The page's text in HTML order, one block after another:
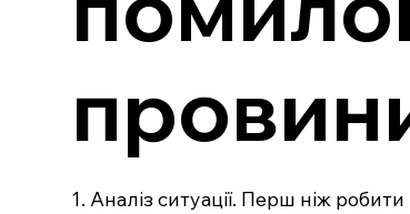
1. Аналіз ситуації. Перш ніж